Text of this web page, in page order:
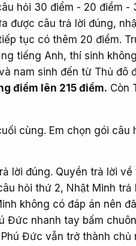
hỏi 30 điểm - 20 điểm -
được câu trả lời đúng,
tục có thêm 20 điểm.
tiếng Anh, thí sinh
nam sinh đến từ Thủ đô
điểm lên 215 điểm. Còn
cùng. Em chọn gói câu
lời đúng. Quyền trả lời về
hỏi thứ 2, Nhật Minh trả
không có đáp án nên
Đức nhanh tay bấm
Phú Đức vẫn trở thành chủ